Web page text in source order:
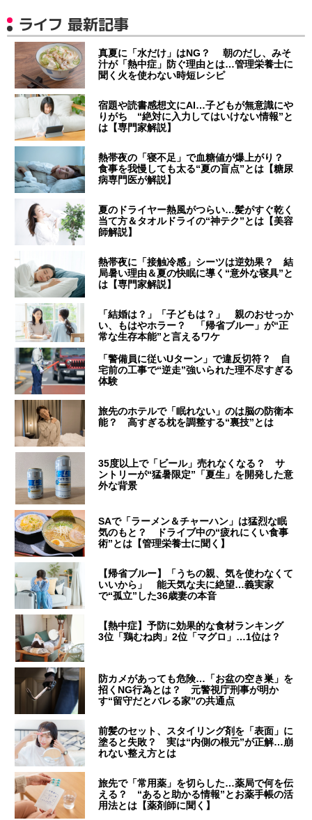
ライフ 最新記事
真夏に「水だけ」はNG？ 朝のだし、みそ
汁が「熱中症」防ぐ理由とは…管理栄養士に
聞く火を使わない時短レシピ
宿題や読書感想文にAI…子どもが無意識にや
りがち “絶対に入力してはいけない情報”と
は【専門家解説】
熱帯夜の「寝不足」で血糖値が爆上がり？
食事を我慢しても太る“夏の盲点”とは【糖尿
病専門医が解説】
夏のドライヤー熱風がつらい…髪がすぐ乾く
当て方＆タオルドライの“神テク”とは【美容
師解説】
熱帯夜に「接触冷感」シーツは逆効果？ 結
局暑い理由＆夏の快眠に導く“意外な寝具”と
は【専門家解説】
「結婚は？」「子どもは？」 親のおせっか
い、もはやホラー？ 「帰省ブルー」が“正
常な生存本能”と言えるワケ
「警備員に従いUターン」で違反切符？ 自
宅前の工事で“逆走”強いられた理不尽すぎる
体験
旅先のホテルで「眠れない」のは脳の防衛本
能？ 高すぎる枕を調整する“裏技”とは
35度以上で「ビール」売れなくなる？ サ
ントリーが“猛暑限定”「夏生」を開発した意
外な背景
SAで「ラーメン＆チャーハン」は猛烈な眠
気のもと？ ドライブ中の“疲れにくい食事
術”とは【管理栄養士に聞く】
【帰省ブルー】「うちの親、気を使わなくて
いいから」 能天気な夫に絶望…義実家
で“孤立”した36歳妻の本音
【熱中症】予防に効果的な食材ランキング
3位「鶏むね肉」2位「マグロ」…1位は？
防カメがあっても危険…「お盆の空き巣」を
招くNG行為とは？ 元警視庁刑事が明か
す“留守だとバレる家”の共通点
前髪のセット、スタイリング剤を「表面」に
塗ると失敗？ 実は“内側の根元”が正解…崩
れない整え方とは
旅先で「常用薬」を切らした…薬局で何を伝
える？ “あると助かる情報”とお薬手帳の活
用法とは【薬剤師に聞く】